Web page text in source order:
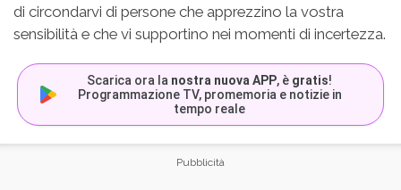
di circondarvi di persone che apprezzino la vostra
sensibilità e che vi supportino nei momenti di incertezza.
Scarica ora la nostra nuova APP, è gratis!
Programmazione TV, promemoria e notizie in
tempo reale